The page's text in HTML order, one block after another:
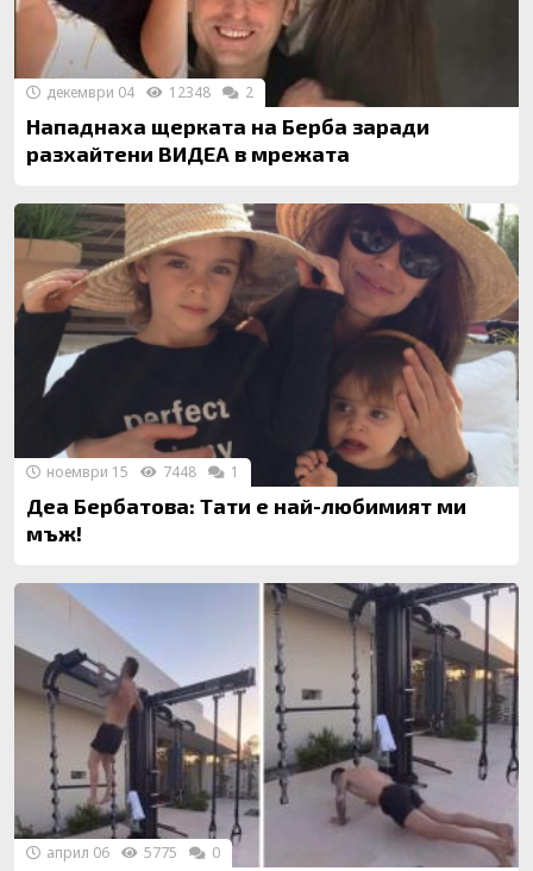
Нападнаха щерката на Берба заради
разхайтени ВИДЕА в мрежата
декември 04 12348 2
Деа Бербатова: Тати е най-любимият ми
мъж!
ноември 15 7448 1
април 06 5775 0